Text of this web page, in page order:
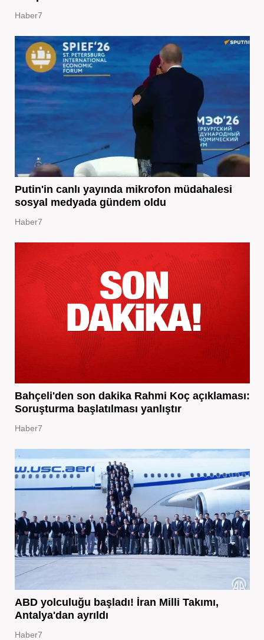
Haber7
Putin'in canlı yayında mikrofon müdahalesi
sosyal medyada gündem oldu
Haber7
Bahçeli'den son dakika Rahmi Koç açıklaması:
Soruşturma başlatılması yanlıştır
Haber7
ABD yolculuğu başladı! İran Milli Takımı,
Antalya'dan ayrıldı
Haber7